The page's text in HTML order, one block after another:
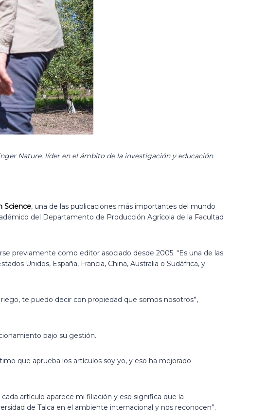
Nature, líder en el ámbito de la investigación y educación.
Science, una de las publicaciones más importantes del mundo
del Departamento de Producción Agrícola de la Facultad
previamente como editor asociado desde 2005. “Es una de las
Unidos, España, Francia, China, Australia o Sudáfrica, y
te puedo decir con propiedad que somos nosotros”,
bajo su gestión.
que aprueba los artículos soy yo, y eso ha mejorado
artículo aparece mi filiación y eso significa que la
de Talca en el ambiente internacional y nos reconocen”.